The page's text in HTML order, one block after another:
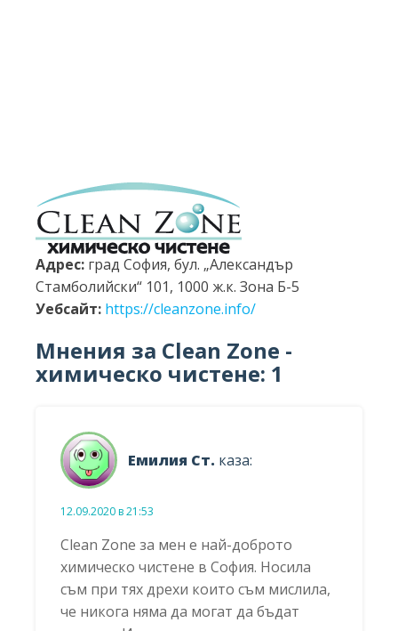
Адрес: град София, бул. „Александър
Стамболийски“ 101, 1000 ж.к. Зона Б-5
Уебсайт: https://cleanzone.info/
Мнения за Clean Zone -
химическо чистене: 1
Емилия Ст. каза:
12.09.2020 в 21:53
Clean Zone за мен е най-доброто
химическо чистене в София. Носила
съм при тях дрехи които съм мислила,
че никога няма да могат да бъдат